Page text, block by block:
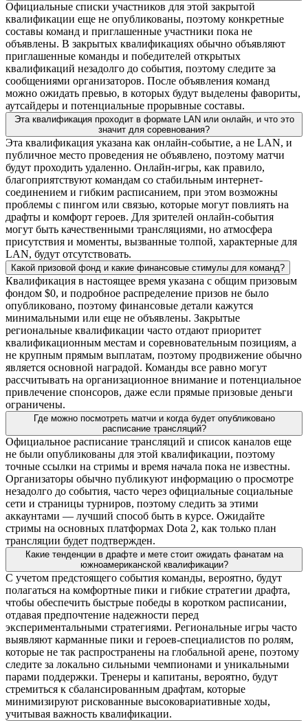
Официальные списки участников для этой закрытой
квалификации еще не опубликованы, поэтому конкретные
составы команд и приглашенные участники пока не
объявлены. В закрытых квалификациях обычно объявляют
приглашенные команды и победителей открытых
квалификаций незадолго до события, поэтому следите за
сообщениями организаторов. После объявления команд
можно ожидать превью, в которых будут выделены фавориты,
аутсайдеры и потенциальные прорывные составы.
Эта квалификация проходит в формате LAN или онлайн, и что это
значит для соревнования?
Эта квалификация указана как онлайн-событие, а не LAN, и
публичное место проведения не объявлено, поэтому матчи
будут проходить удаленно. Онлайн-игры, как правило,
благоприятствуют командам со стабильным интернет-
соединением и гибким расписанием, при этом возможны
проблемы с пингом или связью, которые могут повлиять на
драфты и комфорт героев. Для зрителей онлайн-события
могут быть качественными трансляциями, но атмосфера
присутствия и моменты, вызванные толпой, характерные для
LAN, будут отсутствовать.
Какой призовой фонд и какие финансовые стимулы для команд?
Квалификация в настоящее время указана с общим призовым
фондом $0, и подробное распределение призов не было
опубликовано, поэтому финансовые детали кажутся
минимальными или еще не объявлены. Закрытые
региональные квалификации часто отдают приоритет
квалификационным местам и соревновательным позициям, а
не крупным прямым выплатам, поэтому продвижение обычно
является основной наградой. Команды все равно могут
рассчитывать на организационное внимание и потенциальное
привлечение спонсоров, даже если прямые призовые деньги
ограничены.
Где можно посмотреть матчи и когда будет опубликовано
расписание трансляций?
Официальное расписание трансляций и список каналов еще
не были опубликованы для этой квалификации, поэтому
точные ссылки на стримы и время начала пока не известны.
Организаторы обычно публикуют информацию о просмотре
незадолго до события, часто через официальные социальные
сети и страницы турниров, поэтому следить за этими
аккаунтами — лучший способ быть в курсе. Ожидайте
стримы на основных платформах Dota 2, как только план
трансляции будет подтвержден.
Какие тенденции в драфте и мете стоит ожидать фанатам на
южноамериканской квалификации?
С учетом предстоящего события команды, вероятно, будут
полагаться на комфортные пики и гибкие стратегии драфта,
чтобы обеспечить быстрые победы в коротком расписании,
отдавая предпочтение надежности перед
экспериментальными стратегиями. Региональные игры часто
выявляют карманные пики и героев-специалистов по ролям,
которые не так распространены на глобальной арене, поэтому
следите за локально сильными чемпионами и уникальными
парами поддержки. Тренеры и капитаны, вероятно, будут
стремиться к сбалансированным драфтам, которые
минимизируют рискованные высоковариативные ходы,
учитывая важность квалификации.